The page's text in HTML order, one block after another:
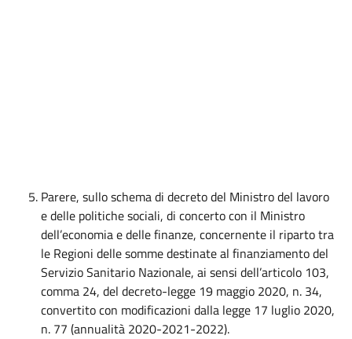
Parere, sullo schema di decreto del Ministro del lavoro
e delle politiche sociali, di concerto con il Ministro
dell’economia e delle finanze, concernente il riparto tra
le Regioni delle somme destinate al finanziamento del
Servizio Sanitario Nazionale, ai sensi dell’articolo 103,
comma 24, del decreto-legge 19 maggio 2020, n. 34,
convertito con modificazioni dalla legge 17 luglio 2020,
n. 77 (annualità 2020-2021-2022).